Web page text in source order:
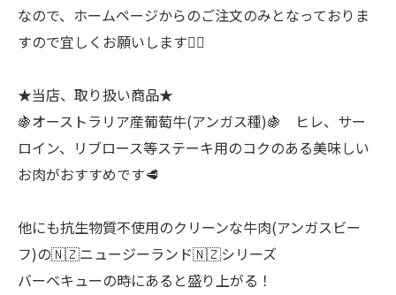
なので、ホームページからのご注文のみとなっておりま
すので宜しくお願いします🙇‍♂
★当店、取り扱い商品★
🍇オーストラリア産葡萄牛(アンガス種)🍇 ヒレ、サー
ロイン、リブロース等ステーキ用のコクのある美味しい
お肉がおすすめです🥩
他にも抗生物質不使用のクリーンな牛肉(アンガスビー
フ)の🇳🇿ニュージーランド🇳🇿シリーズ
バーベキューの時にあると盛り上がる！